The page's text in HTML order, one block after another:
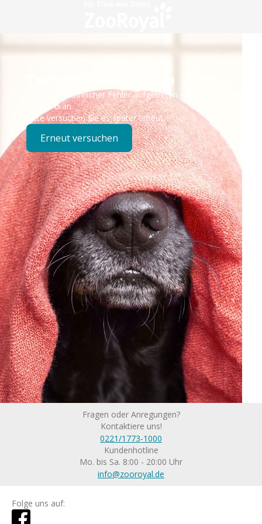
Technisches Problem
Es ist ein technischer Fehler aufgetreten – wir sind
bereits dran.
Bitte versuchen Sie es später erneut.
Erneut versuchen
Fragen oder Anregungen?
Kontaktiere uns!
0221/1773-1000
Kundenhotline
Mo. bis Sa. 8:00 - 20:00 Uhr
info@zooroyal.de
Folge uns auf: